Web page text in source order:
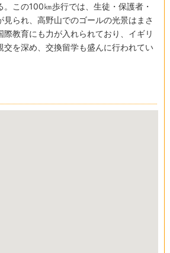
。この100㎞歩行では、生徒・保護者・
られ、高野山でのゴールの光景はまさ
際教育にも力が入れられており、イギリ
交を深め、交換留学も盛んに行われてい